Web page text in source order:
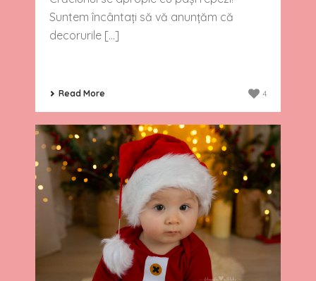
Suntem încântați să vă anunțăm că
decorurile [...]
Read More 4